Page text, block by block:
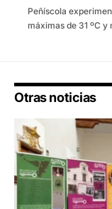
Peñíscola
máximas de 31 ºC
Otras noticias